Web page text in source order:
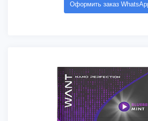
Оформить заказ